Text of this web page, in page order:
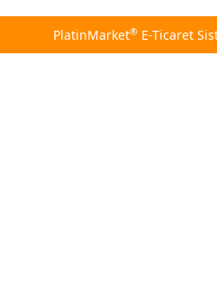
PlatinMarket®E-Ticaret